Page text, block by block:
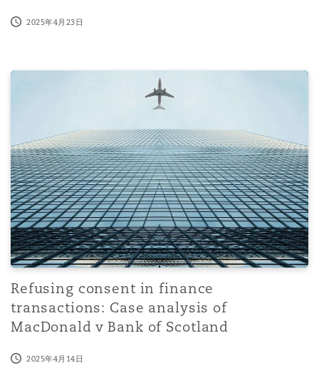
2025年4月23日
Refusing consent in finance transactions: Case analysis
Refusing consent in finance
transactions: Case analysis of
MacDonald v Bank of Scotland
2025年4月14日